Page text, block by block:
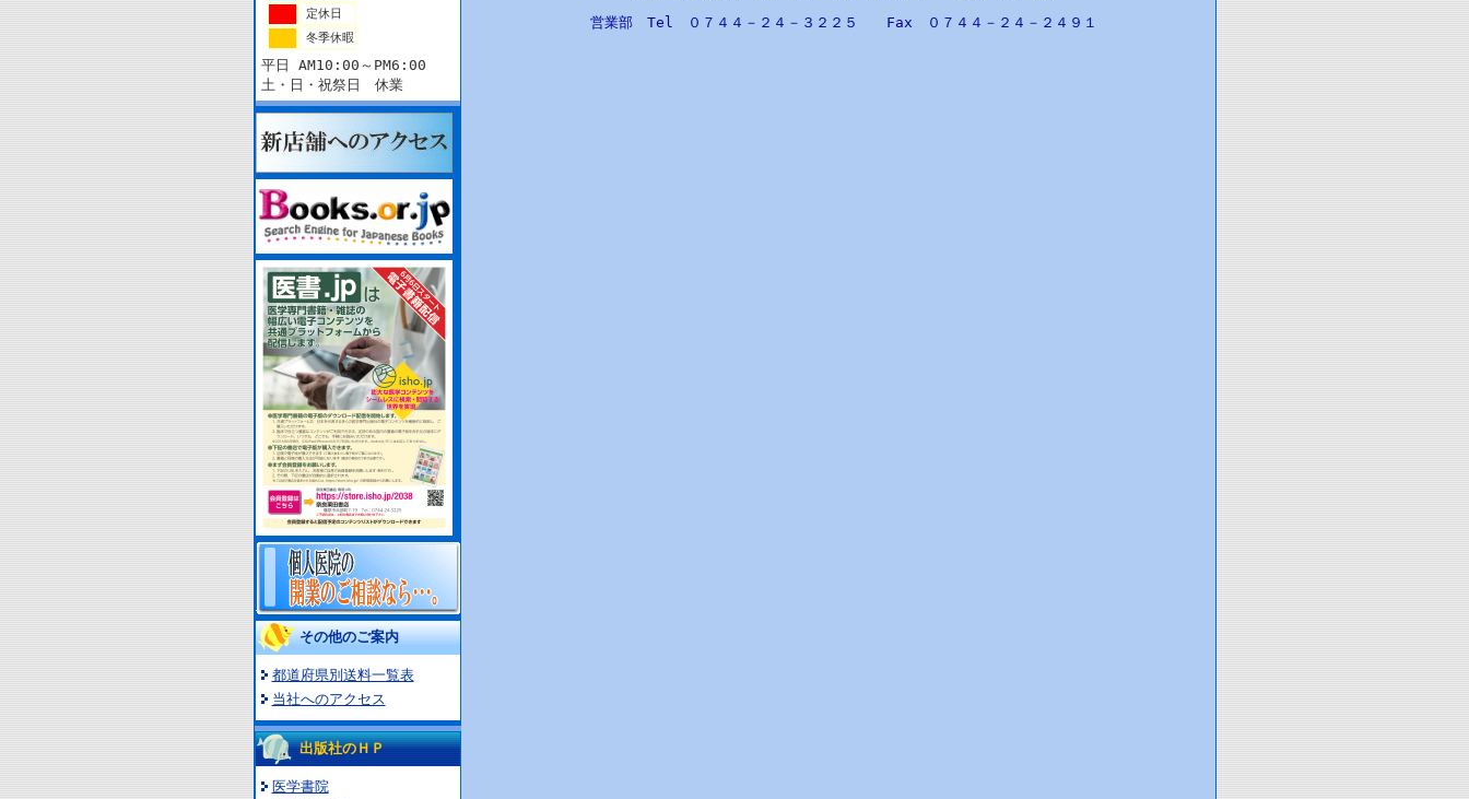
定休日
冬季休暇
平日 AM10:00～PM6:00
土・日・祝祭日 休業
その他のご案内
都道府県別送料一覧表
当社へのアクセス
出版社のＨＰ
医学書院
営業部 Tel ０７４４－２４－３２２５ Fax ０７４４－２４－２４９１